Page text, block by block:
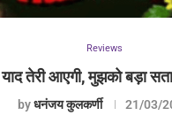
Reviews
याद तेरी आएगी, मुझको बड़ा
byधनंजय कुलकर्णी 21/03/